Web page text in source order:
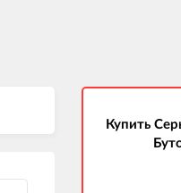
Купить